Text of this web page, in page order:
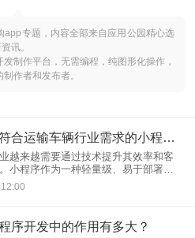
app专题，内容全部来自应用公园精心选
讯。
制作平台，无需编程，纯图形化操作，
作者和发布者。
如何开发符合运输车辆行业需求的小程序？
越来越需要通过技术提升其效率和客
小程序作为一种轻量级、易于部署和
式，为满足运输车辆行业的特定需求
冒方案。如何开发一个符合运输车辆
序开发中的作用有多大？